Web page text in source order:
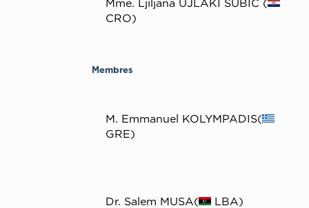
Mme. Ljiljana UJLAKI SUBIC (
CRO)
Membres
Μ. Emmanuel KOLYMPADIS(
GRE)
Dr. Salem MUSA( LBA)